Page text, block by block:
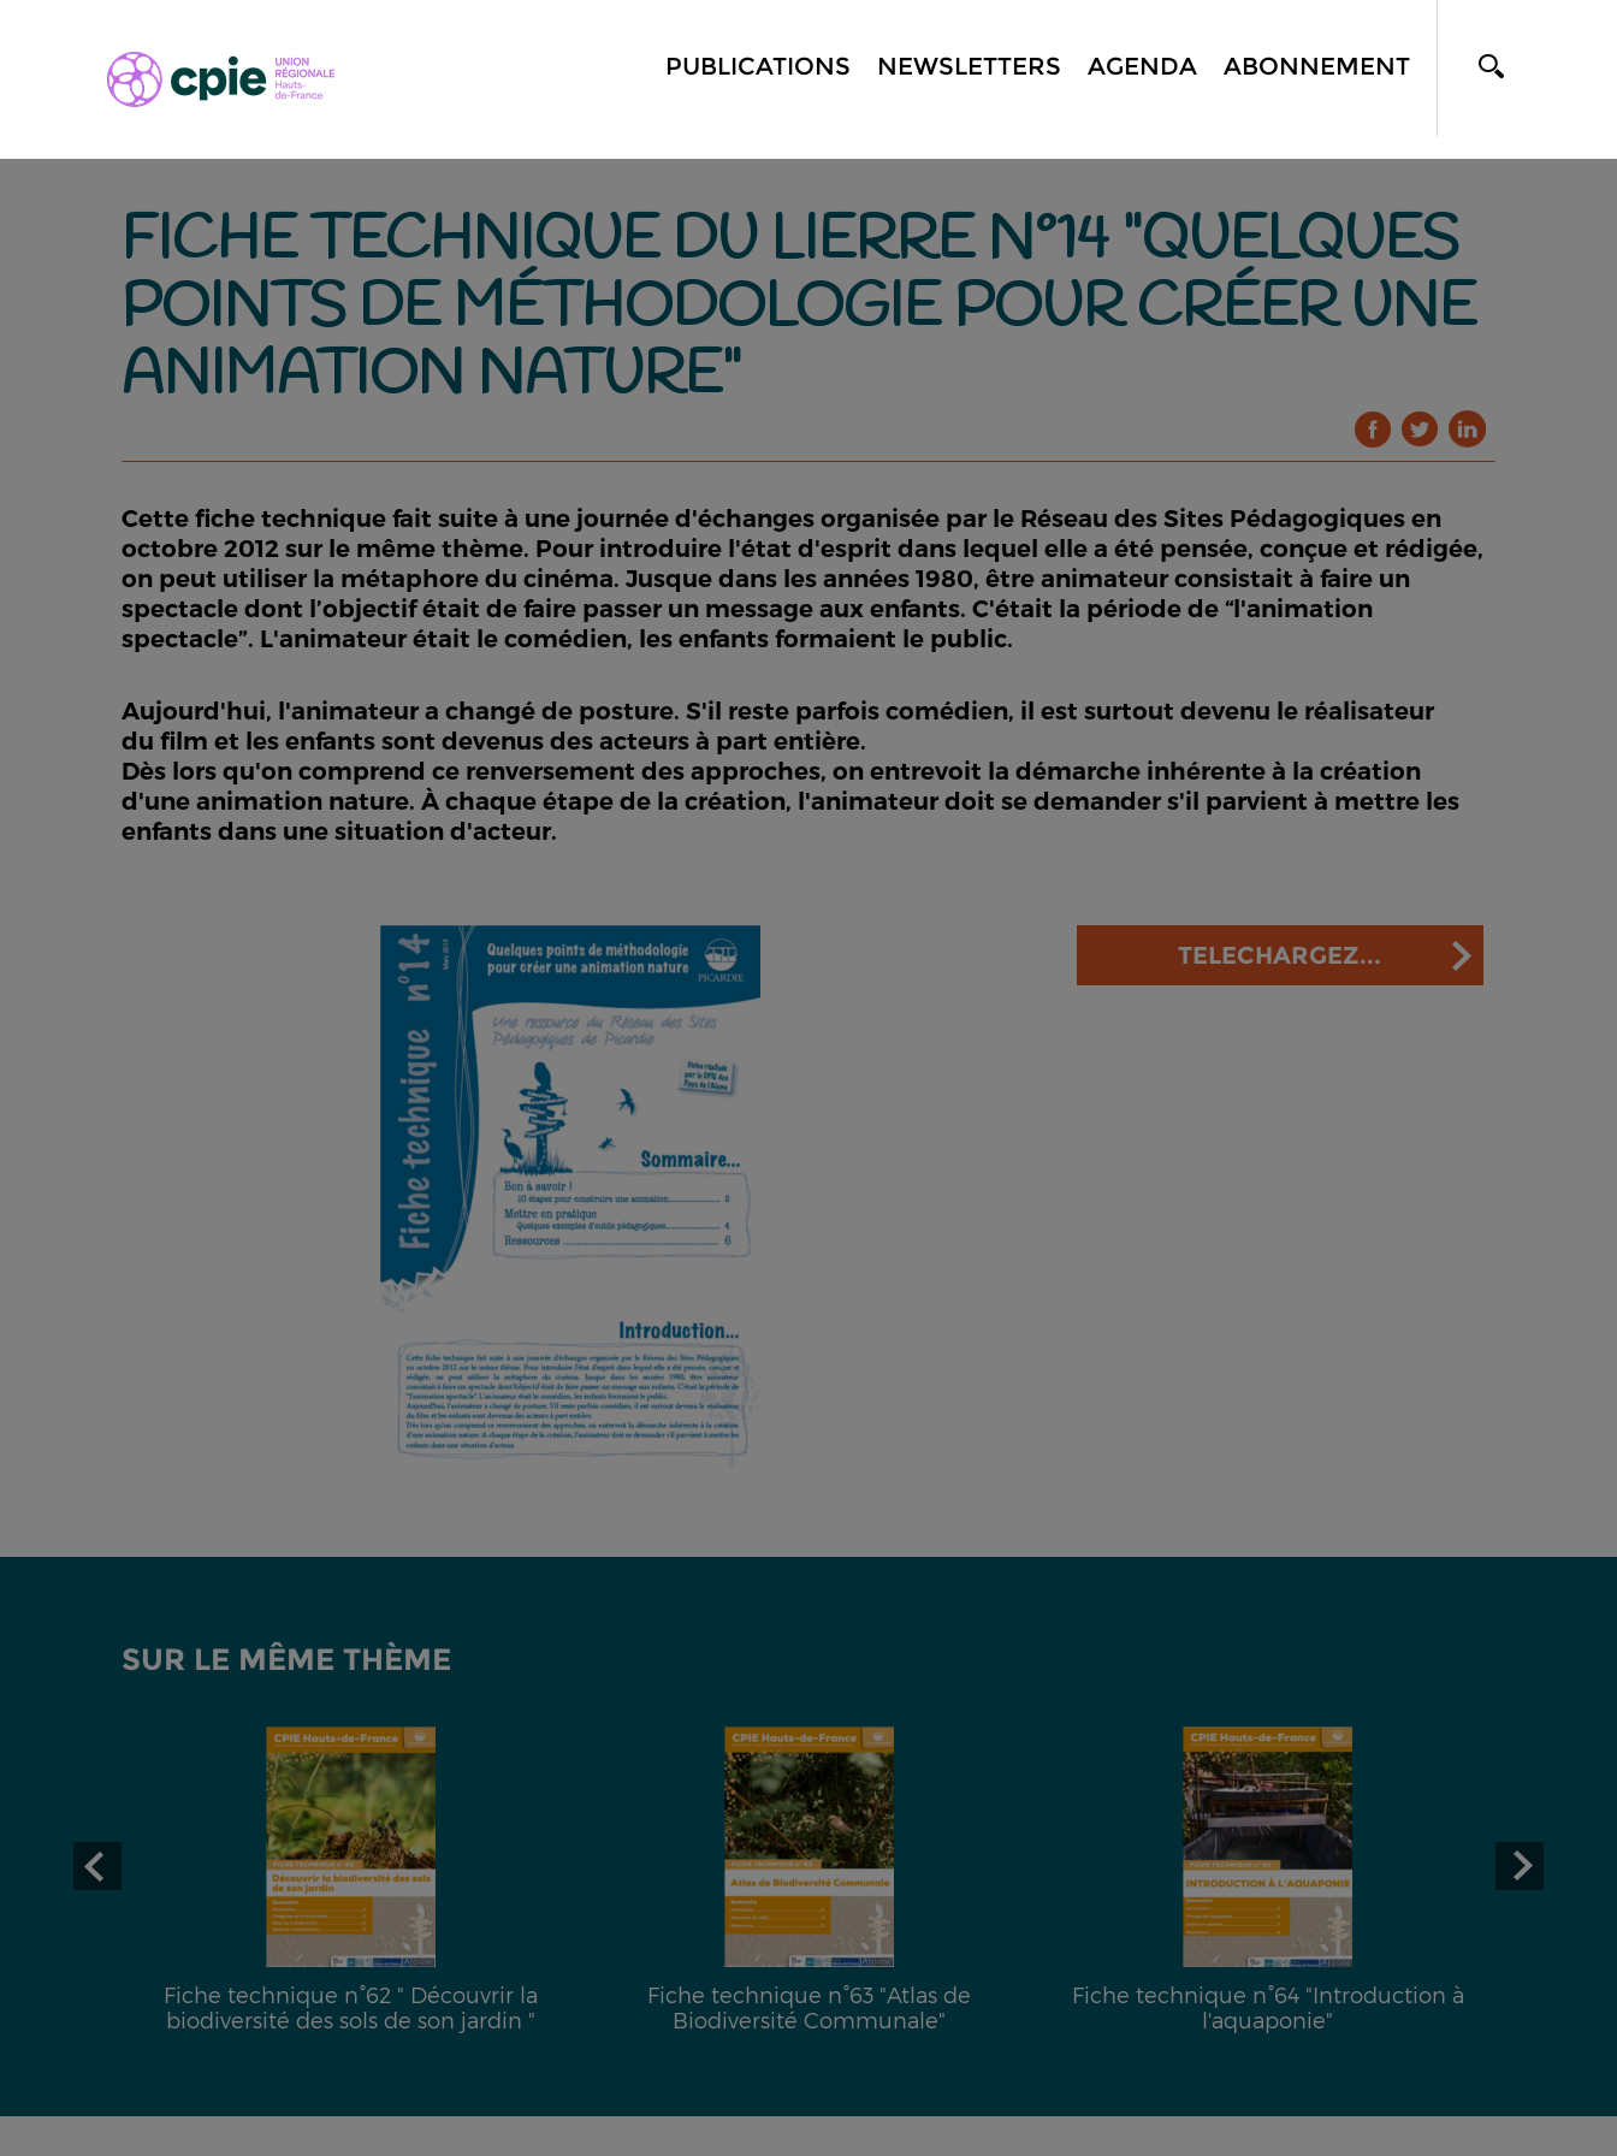
PUBLICATIONS NEWSLETTERS AGENDA ABONNEMENT
FICHE TECHNIQUE DU LIERRE N°14 "QUELQUES
POINTS DE MÉTHODOLOGIE POUR CRÉER UNE
ANIMATION NATURE"
Cette fiche technique fait suite à une journée d'échanges organisée par le Réseau des Sites Pédagogiques en
octobre 2012 sur le même thème. Pour introduire l'état d'esprit dans lequel elle a été pensée, conçue et rédigée,
on peut utiliser la métaphore du cinéma. Jusque dans les années 1980, être animateur consistait à faire un
spectacle dont l’objectif était de faire passer un message aux enfants. C'était la période de “l'animation
spectacle”. L'animateur était le comédien, les enfants formaient le public.
Aujourd'hui, l'animateur a changé de posture. S'il reste parfois comédien, il est surtout devenu le réalisateur
du film et les enfants sont devenus des acteurs à part entière.
Dès lors qu'on comprend ce renversement des approches, on entrevoit la démarche inhérente à la création
d'une animation nature. À chaque étape de la création, l'animateur doit se demander s'il parvient à mettre les
enfants dans une situation d'acteur.
TELECHARGEZ...
SUR LE MÊME THÈME
Fiche technique n°62 " Découvrir la
biodiversité des sols de son jardin "
Fiche technique n°63 "Atlas de
Biodiversité Communale"
Fiche technique n°64 "Introduction à
l'aquaponie"